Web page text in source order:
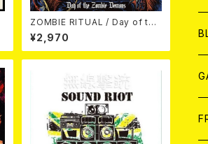
ZOMBIE RITUAL / Day of the
Zombie Demons
¥2,970
CD